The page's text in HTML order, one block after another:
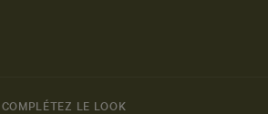
COMPLÉTEZ LE LOOK